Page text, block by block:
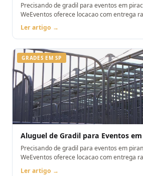
Precisando de gradil para eventos em
WeEventos oferece locacao com entrega
Orcamento pelo WhatsApp.
Ler artigo →
GRADES EM SP
Aluguel de Gradil para Eventos
Precisando de gradil para eventos em
WeEventos oferece locacao com entrega
Orcamento pelo WhatsApp.
Ler artigo →